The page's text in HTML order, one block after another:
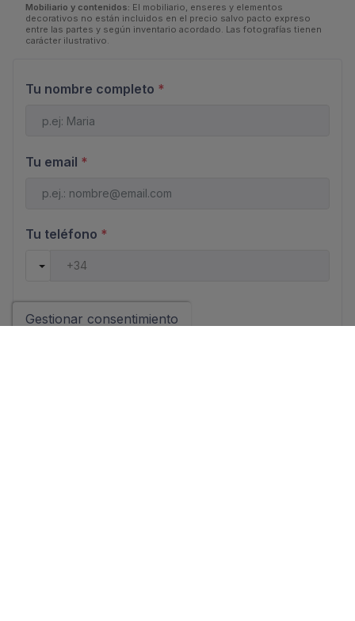
Mobiliario y contenidos: El mobiliario, enseres y elementos
decorativos no están incluidos en el precio salvo pacto expreso
entre las partes y según inventario acordado. Las fotografías tienen
carácter ilustrativo.
Tu nombre completo *
Tu email *
Tu teléfono *
Tu mensaje
Gestionar consentimiento